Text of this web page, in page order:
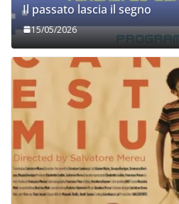
Il passato lascia il segno
15/05/2026